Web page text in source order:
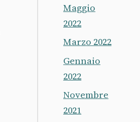
Maggio
2022
Marzo 2022
Gennaio
2022
Novembre
2021